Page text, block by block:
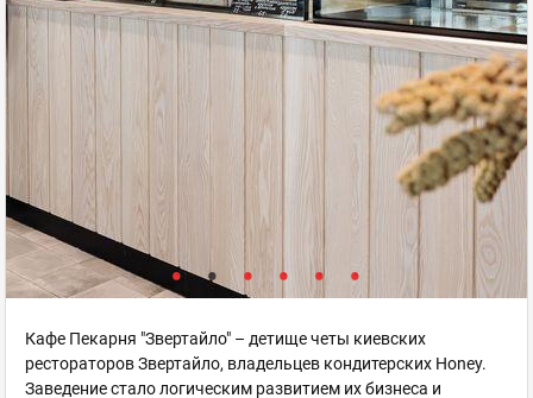
Кафе Пекарня "Звертайло" – детище четы киевских
рестораторов Звертайло, владельцев кондитерских Honey.
Заведение стало логическим развитием их бизнеса и